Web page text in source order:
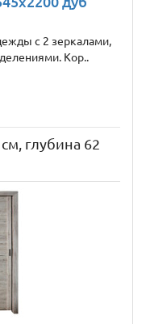
с 2 зеркалами,
Кор..
глубина 62